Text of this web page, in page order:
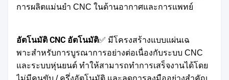
การผลิตแม่นยํา CNC ในด้านอากาศและการแพทย์
อัตโนมัติ CNC อัตโนมัติ✅ มีโครงสร้างแบบแผ่นเฉ
พาะสําหรับการบูรณาการอย่างต่อเนื่องกับระบบ CNC
และระบบหุ่นยนต์ ทําให้สามารถทําการเสร็จงานได้โดย
ไม่มีคนขับ / ครึ่งอัตโนมัติ และลดการลงมืออย่างสําคัญ